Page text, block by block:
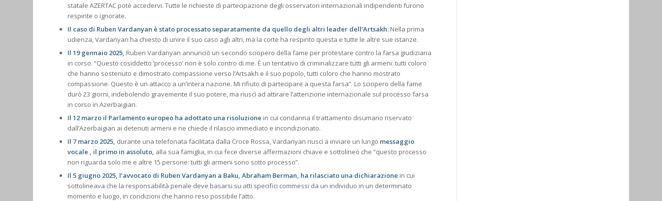
statale AZERTAC poté accedervi. Tutte le richieste di partecipazione degli osservatori internazionali indipendenti furono
respinte o ignorate.
Il caso di Ruben Vardanyan è stato processato separatamente da quello degli altri leader dell’Artsakh. Nella prima
udienza, Vardanyan ha chiesto di unire il suo caso agli altri, ma la corte ha respinto questa e tutte le altre sue istanze.
Il 19 gennaio 2025, Ruben Vardanyan annunciò un secondo sciopero della fame per protestare contro la farsa giudiziaria
in corso. “Questo cosiddetto ‘processo’ non è solo contro di me. È un tentativo di criminalizzare tutti gli armeni: tutti coloro
che hanno sostenuto e dimostrato compassione verso l’Artsakh e il suo popolo, tutti coloro che hanno mostrato
compassione. Questo è un attacco a un’intera nazione. Mi rifiuto di partecipare a questa farsa”. Lo sciopero della fame
durò 23 giorni, indebolendo gravemente il suo potere, ma riuscì ad attirare l’attenzione internazionale sul processo farsa
in corso in Azerbaigian.
Il 12 marzo il Parlamento europeo ha adottato una risoluzione in cui condanna il trattamento disumano riservato
dall’Azerbaigian ai detenuti armeni e ne chiede il rilascio immediato e incondizionato.
Il 7 marzo 2025, durante una telefonata facilitata dalla Croce Rossa, Vardanyan riuscì a inviare un lungo messaggio
vocale , il primo in assoluto, alla sua famiglia, in cui fece diverse affermazioni chiave e sottolineò che “questo processo
non riguarda solo me e altre 15 persone: tutti gli armeni sono sotto processo”.
Il 5 giugno 2025, l’avvocato di Ruben Vardanyan a Baku, Abraham Berman, ha rilasciato una dichiarazione in cui
sottolineava che la responsabilità penale deve basarsi su atti specifici commessi da un individuo in un determinato
momento e luogo, in condizioni che hanno reso possibile l’atto.